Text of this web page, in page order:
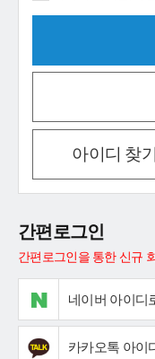
아이디 찾기
간편로그인
간편로그인을 통한 신규
네이버 아이디
카카오톡 아이